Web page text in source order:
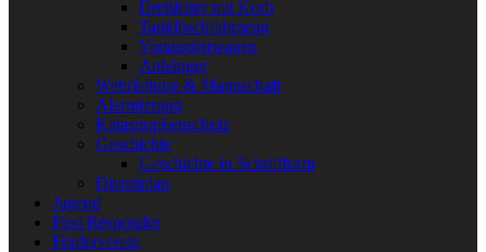
Drehleiter mit Korb
Tanklöschfahrzeug
Vorausrüstwagen
Anhänger
Wehrleitung & Mannschaft
Alarmierung
Katastrophenschutz
Geschichte
Geschichte in Schriftform
Dienstplan
Jugend
First Responder
Förderverein